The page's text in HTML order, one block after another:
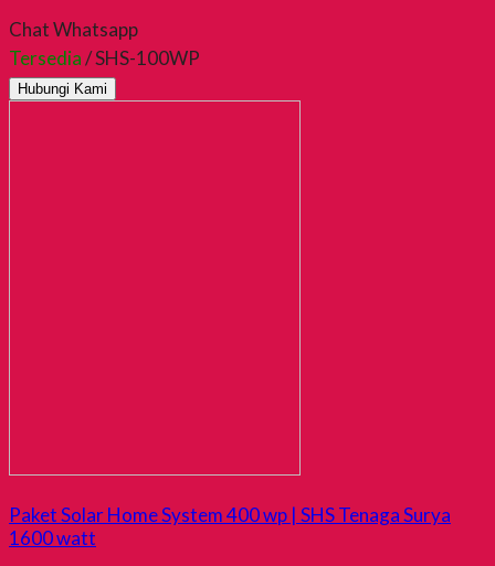
Chat Whatsapp
Tersedia/ SHS-100WP
Hubungi Kami
Paket Solar Home System 400 wp | SHS Tenaga Surya
1600 watt